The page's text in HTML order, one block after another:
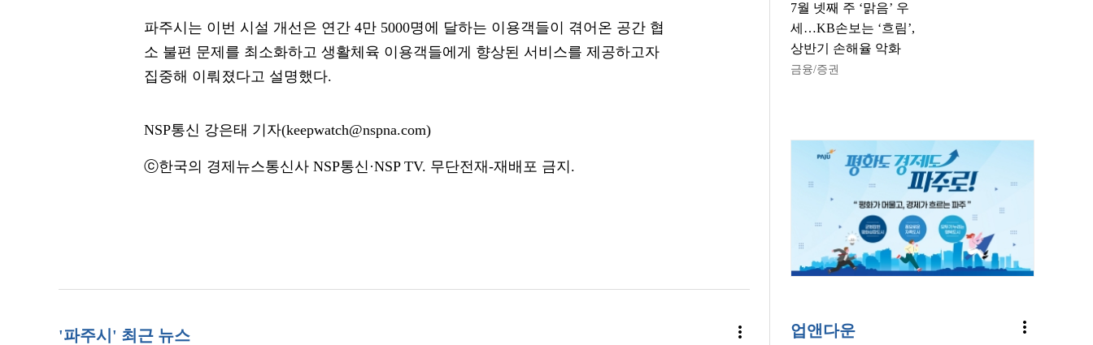
파주시는 이번 시설 개선은 연간 4만 5000명에 달하는 이용객들이 겪어온 공간 협
소 불편 문제를 최소화하고 생활체육 이용객들에게 향상된 서비스를 제공하고자
집중해 이뤄졌다고 설명했다.
NSP통신 강은태 기자(keepwatch@nspna.com)
ⓒ한국의 경제뉴스통신사 NSP통신·NSP TV. 무단전재-재배포 금지.
'파주시' 최근 뉴스 more_vert
7월 넷째 주 ‘맑음’ 우
세…KB손보는 ‘흐림’,
상반기 손해율 악화
금융/증권
업앤다운 more_vert